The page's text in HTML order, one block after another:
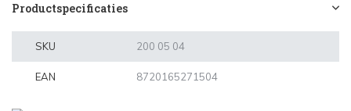
Productspecificaties
SKU 200 05 04
EAN 8720165271504